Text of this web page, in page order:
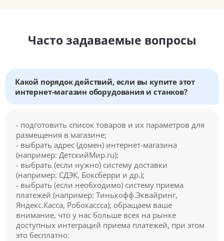
Часто задаваемые вопросы
Какой порядок действий, если вы купите этот
интернет-магазин оборудования и станков?
- подготовить список товаров и их параметров для
размещения в магазине;
- выбрать адрес (домен) интернет-магазина
(например: ДетскийМир.ru);
- выбрать (если нужно) систему доставки
(например: СДЭК, Боксберри и др.);
- выбрать (если необходимо) систему приема
платежей (например: Тинькофф.Эквайринг,
Яндекс.Касса, Робокассса); обращаем ваше
внимание, что у нас больше всех на рынке
доступных интеграций приема платежей, при этом
это бесплатно.